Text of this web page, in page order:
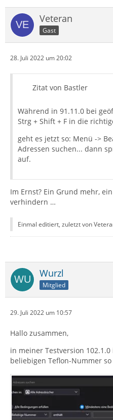
Veteran
Gast
28. Juli 2022 um 20:02
Zitat von Bastler
Während in 91.11.0 bei
Strg + Shift + F in die
geht es jetzt so: Menü ->
Adressen suchen... dann
auf.
Im Ernst? Ein Grund mehr,
verhindern …
Einmal editiert, zuletzt von
Wurzl
Mitglied
29. Juli 2022 um 10:57
Hallo zusammen,
in meiner Testversion
beliebigen Teflon-Nummer